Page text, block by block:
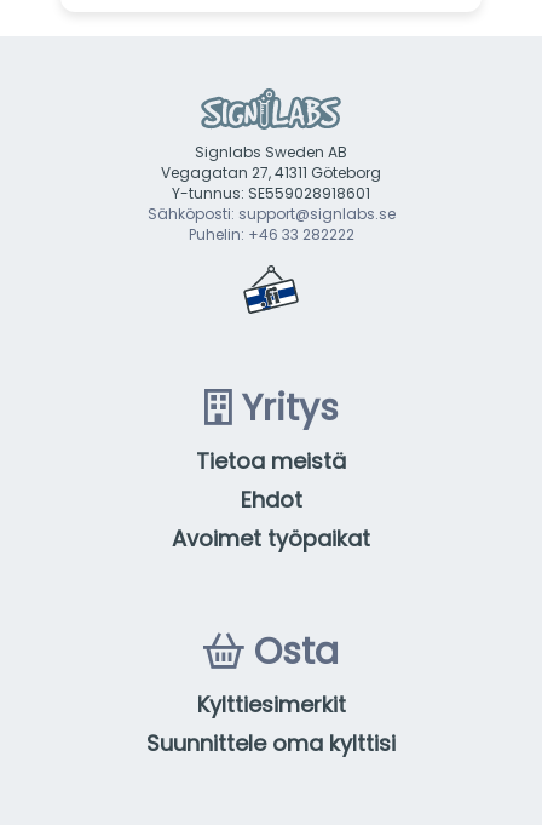
Signlabs Sweden AB
Vegagatan 27, 41311 Göteborg
Y-tunnus: SE559028918601
Sähköposti: support@signlabs.se
Puhelin: +46 33 282222
Yritys
Tietoa meistä
Ehdot
Avoimet työpaikat
Osta
Kylttiesimerkit
Suunnittele oma kylttisi